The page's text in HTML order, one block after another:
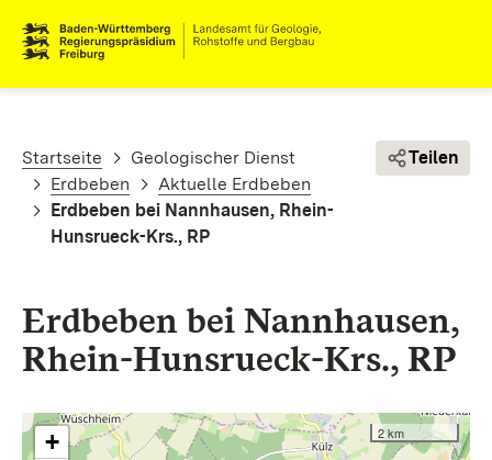
Pfadnavigation
Startseite
Geologischer Dienst
Erdbeben
Aktuelle Erdbeben
Erdbeben bei Nannhausen, Rhein-
Hunsrueck-Krs., RP
Teilen
Erdbeben bei Nannhausen,
Rhein-Hunsrueck-Krs., RP
+
2 km